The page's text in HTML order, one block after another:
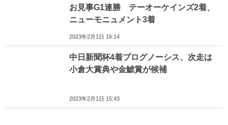
お見事G1連勝 テーオーケインズ2着、
ニューモニュメント3着
2023年2月1日 16:14
中日新聞杯4着プログノーシス、次走は
小倉大賞典や金鯱賞が候補
2023年2月1日 15:43